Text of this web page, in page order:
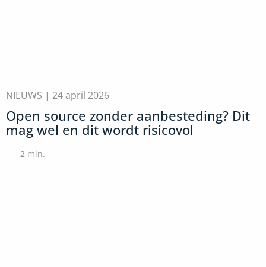
NIEUWS | 24 april 2026
Open source zonder aanbesteding? Dit
mag wel en dit wordt risicovol
2 min.